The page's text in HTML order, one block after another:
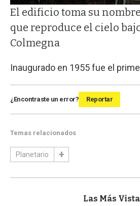
El edificio toma su
que reproduce el cielo
Colmegna
Inaugurado en 1955 fue el
¿Encontraste un error? Reportar
Temas relacionados
Planetario
Las Más